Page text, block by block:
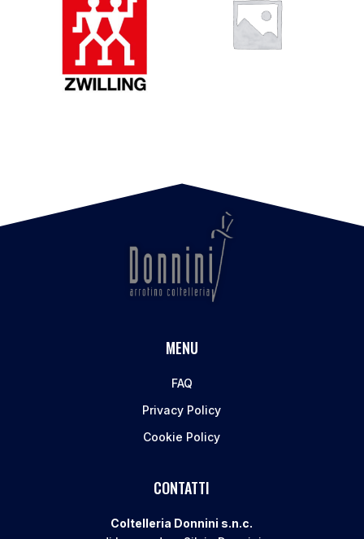
MENU
FAQ
Privacy Policy
Cookie Policy
CONTATTI
Coltelleria Donnini s.n.c.